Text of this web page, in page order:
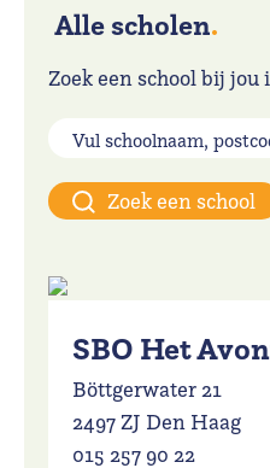
Alle scholen.
Zoek een school bij jou
Zoek een school
SBO Het
Böttgerwater 21
2497 ZJ Den Haag
015 257 90 22